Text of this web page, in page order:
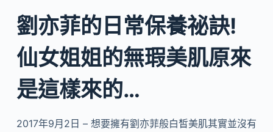
劉亦菲的日常保養祕訣!
仙女姐姐的無瑕美肌原來
是這樣來的…
2017年9月2日 – 想要擁有劉亦菲般白皙美肌其實並沒有